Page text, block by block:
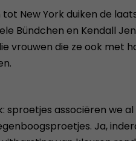
New York duiken de
Bündchen en Kendall
vrouwen die ze ook met
sproetjes associëren we
Ja,